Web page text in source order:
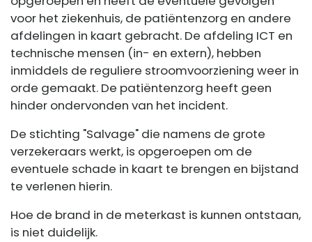
voor het ziekenhuis, de patiëntenzorg en andere
afdelingen in kaart gebracht. De afdeling ICT en
technische mensen (in- en extern), hebben
inmiddels de reguliere stroomvoorziening weer in
orde gemaakt. De patiëntenzorg heeft geen
hinder ondervonden van het incident.
De stichting "Salvage" die namens de grote
verzekeraars werkt, is opgeroepen om de
eventuele schade in kaart te brengen en bijstand
te verlenen hierin.
Hoe de brand in de meterkast is kunnen ontstaan,
is niet duidelijk.